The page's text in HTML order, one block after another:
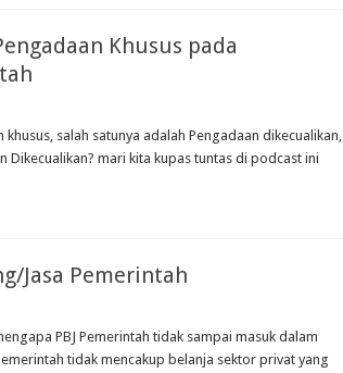
Khusus pada
salah satunya adalah Pengadaan dikecualikan,
mari kita kupas tuntas di podcast ini
Jasa Pemerintah
PBJ Pemerintah tidak sampai masuk dalam
tidak mencakup belanja sektor privat yang